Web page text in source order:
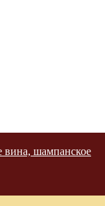
вина, шампанское